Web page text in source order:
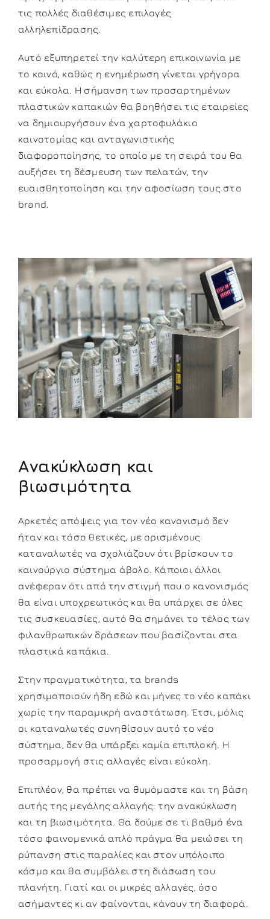
τις πολλές διαθέσιμες επιλογές
αλληλεπίδρασης.
Αυτό εξυπηρετεί την καλύτερη επικοινωνία με
το κοινό, καθώς η ενημέρωση γίνεται γρήγορα
και εύκολα. Η σήμανση των προσαρτημένων
πλαστικών καπακιών θα βοηθήσει τις εταιρείες
να δημιουργήσουν ένα χαρτοφυλάκιο
καινοτομίας και ανταγωνιστικής
διαφοροποίησης, το οποίο με τη σειρά του θα
αυξήσει τη δέσμευση των πελατών, την
ευαισθητοποίηση και την αφοσίωση τους στο
brand.
Ανακύκλωση και
βιωσιμότητα
Αρκετές απόψεις για τον νέο κανονισμό δεν
ήταν και τόσο θετικές, με ορισμένους
καταναλωτές να σχολιάζουν ότι βρίσκουν το
καινούργιο σύστημα άβολο. Κάποιοι άλλοι
ανέφεραν ότι από την στιγμή που ο κανονισμός
θα είναι υποχρεωτικός και θα υπάρχει σε όλες
τις συσκευασίες, αυτό θα σημάνει το τέλος των
φιλανθρωπικών δράσεων που βασίζονται στα
πλαστικά καπάκια.
Στην πραγματικότητα, τα brands
χρησιμοποιούν ήδη εδώ και μήνες το νέο καπάκι
χωρίς την παραμικρή αναστάτωση. Έτσι, μόλις
οι καταναλωτές συνηθίσουν αυτό το νέο
σύστημα, δεν θα υπάρξει καμία επιπλοκή. Η
προσαρμογή στις αλλαγές είναι εύκολη.
Επιπλέον, θα πρέπει να θυμόμαστε και τη βάση
αυτής της μεγάλης αλλαγής: την ανακύκλωση
και τη βιωσιμότητα. Θα δούμε σε τι βαθμό ένα
τόσο φαινομενικά απλό πράγμα θα μειώσει τη
ρύπανση στις παραλίες και στον υπόλοιπο
κόσμο και θα συμβάλει στη διάσωση του
πλανήτη. Γιατί και οι μικρές αλλαγές, όσο
ασήμαντες κι αν φαίνονται, κάνουν τη διαφορά.